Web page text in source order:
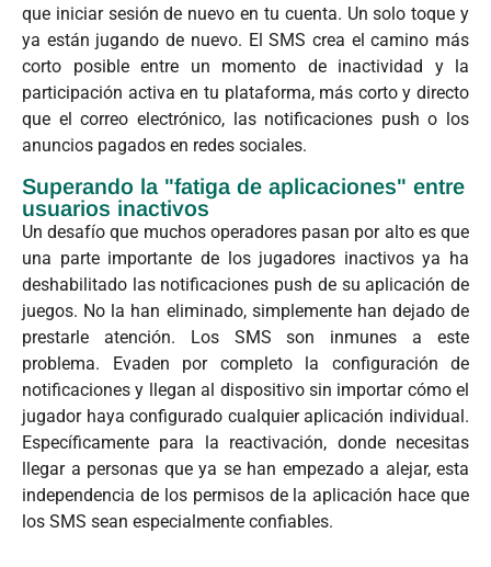
que iniciar sesión de nuevo en tu cuenta. Un solo toque y
ya están jugando de nuevo. El SMS crea el camino más
corto posible entre un momento de inactividad y la
participación activa en tu plataforma, más corto y directo
que el correo electrónico, las notificaciones push o los
anuncios pagados en redes sociales.
Superando la "fatiga de aplicaciones" entre
usuarios inactivos
Un desafío que muchos operadores pasan por alto es que
una parte importante de los jugadores inactivos ya ha
deshabilitado las notificaciones push de su aplicación de
juegos. No la han eliminado, simplemente han dejado de
prestarle atención. Los SMS son inmunes a este
problema. Evaden por completo la configuración de
notificaciones y llegan al dispositivo sin importar cómo el
jugador haya configurado cualquier aplicación individual.
Específicamente para la reactivación, donde necesitas
llegar a personas que ya se han empezado a alejar, esta
independencia de los permisos de la aplicación hace que
los SMS sean especialmente confiables.